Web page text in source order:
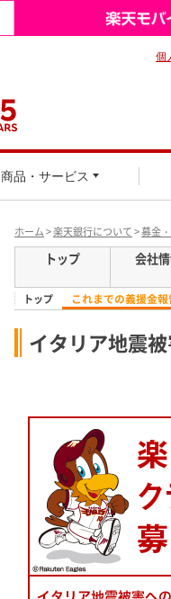
商品・サービス
個
ホーム>楽天銀行について>募金
トップ 会社
トップ これまでの義援金報
イタリア地震